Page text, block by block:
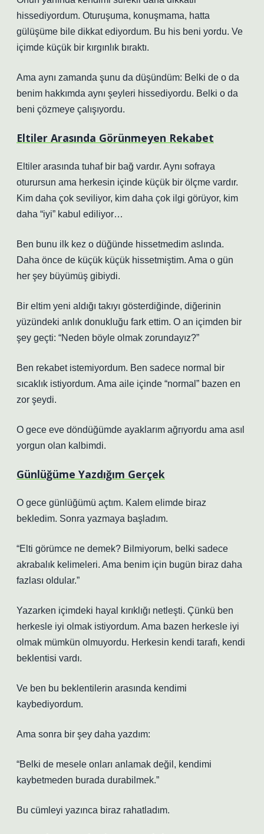
hissediyordum. Oturuşuma, konuşmama, hatta
gülüşüme bile dikkat ediyordum. Bu his beni yordu. Ve
içimde küçük bir kırgınlık bıraktı.
Ama aynı zamanda şunu da düşündüm: Belki de o da
benim hakkımda aynı şeyleri hissediyordu. Belki o da
beni çözmeye çalışıyordu.
Eltiler Arasında Görünmeyen Rekabet
Eltiler arasında tuhaf bir bağ vardır. Aynı sofraya
oturursun ama herkesin içinde küçük bir ölçme vardır.
Kim daha çok seviliyor, kim daha çok ilgi görüyor, kim
daha “iyi” kabul ediliyor…
Ben bunu ilk kez o düğünde hissetmedim aslında.
Daha önce de küçük küçük hissetmiştim. Ama o gün
her şey büyümüş gibiydi.
Bir eltim yeni aldığı takıyı gösterdiğinde, diğerinin
yüzündeki anlık donukluğu fark ettim. O an içimden bir
şey geçti: “Neden böyle olmak zorundayız?”
Ben rekabet istemiyordum. Ben sadece normal bir
sıcaklık istiyordum. Ama aile içinde “normal” bazen en
zor şeydi.
O gece eve döndüğümde ayaklarım ağrıyordu ama asıl
yorgun olan kalbimdi.
Günlüğüme Yazdığım Gerçek
O gece günlüğümü açtım. Kalem elimde biraz
bekledim. Sonra yazmaya başladım.
“Elti görümce ne demek? Bilmiyorum, belki sadece
akrabalık kelimeleri. Ama benim için bugün biraz daha
fazlası oldular.”
Yazarken içimdeki hayal kırıklığı netleşti. Çünkü ben
herkesle iyi olmak istiyordum. Ama bazen herkesle iyi
olmak mümkün olmuyordu. Herkesin kendi tarafı, kendi
beklentisi vardı.
Ve ben bu beklentilerin arasında kendimi
kaybediyordum.
Ama sonra bir şey daha yazdım:
“Belki de mesele onları anlamak değil, kendimi
kaybetmeden burada durabilmek.”
Bu cümleyi yazınca biraz rahatladım.